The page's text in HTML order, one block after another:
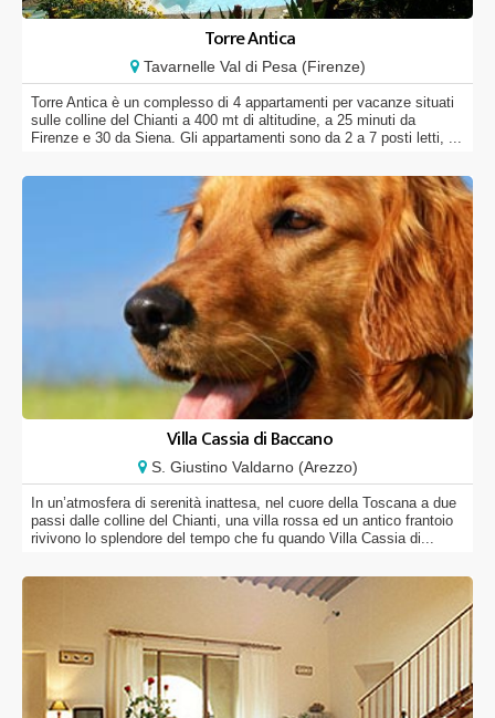
Torre Antica
Tavarnelle Val di Pesa (Firenze)
Torre Antica è un complesso di 4 appartamenti per vacanze situati
sulle colline del Chianti a 400 mt di altitudine, a 25 minuti da
Firenze e 30 da Siena. Gli appartamenti sono da 2 a 7 posti letti, ...
Villa Cassia di Baccano
S. Giustino Valdarno (Arezzo)
In un’atmosfera di serenità inattesa, nel cuore della Toscana a due
passi dalle colline del Chianti, una villa rossa ed un antico frantoio
rivivono lo splendore del tempo che fu quando Villa Cassia di...